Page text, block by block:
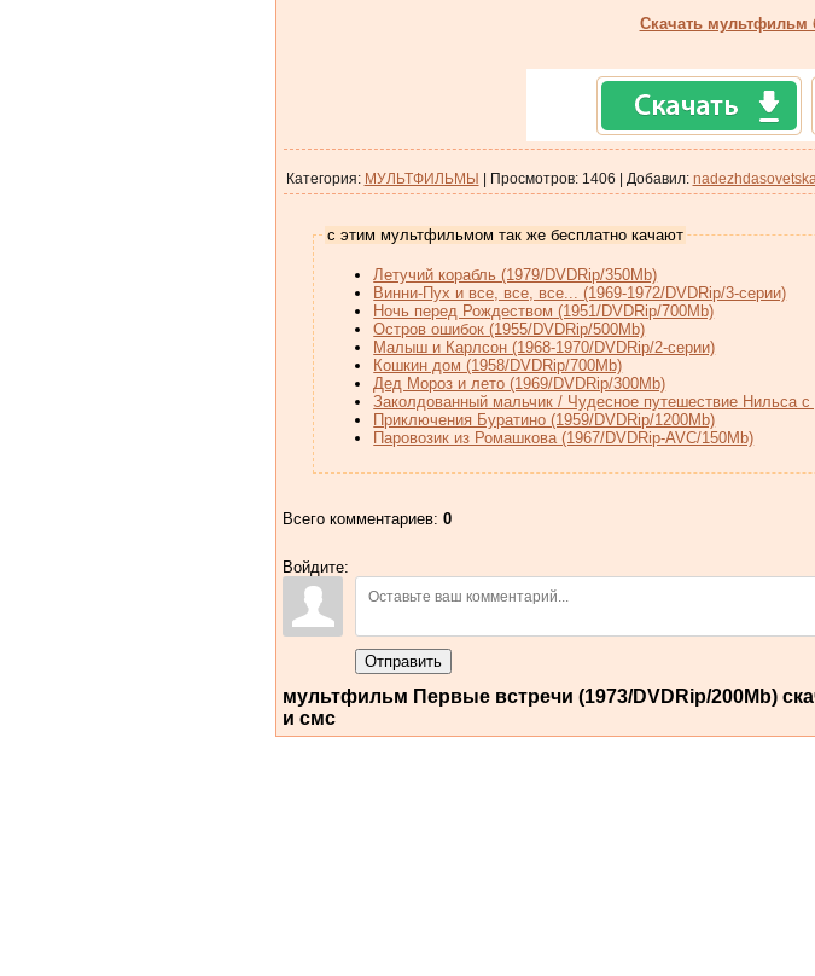
Скачать мультфильм
Категория: МУЛЬТФИЛЬМЫ Просмотров: 1406 Добавил:
с этим мультфильмом так же бесплатно качают
Летучий корабль (1979/DVDRip/350Mb)
Винни-Пух и все, все, все... (1969-1972/DVDRip/3-серии)
Ночь перед Рождеством (1951/DVDRip/700Mb)
Остров ошибок (1955/DVDRip/500Mb)
Малыш и Карлсон (1968-1970/DVDRip/2-серии)
Кошкин дом (1958/DVDRip/700Mb)
Дед Мороз и лето (1969/DVDRip/300Мb)
Заколдованный мальчик / Чудесное путешествие Нильса
Приключения Буратино (1959/DVDRip/1200Mb)
Паровозик из Ромашкова (1967/DVDRip-AVC/150Mb)
Всего комментариев: 0
Войдите:
Отправить
мультфильм Первые встречи (1973/DVDRip/200Mb)
и смс